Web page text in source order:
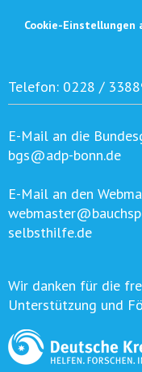
Cookie-Einstellungen
Telefon: 0228 /
E-Mail an die
bgs@adp-bonn.de
E-Mail an den
selbsthilfe.de
Wir danken für die
Unterstützung und